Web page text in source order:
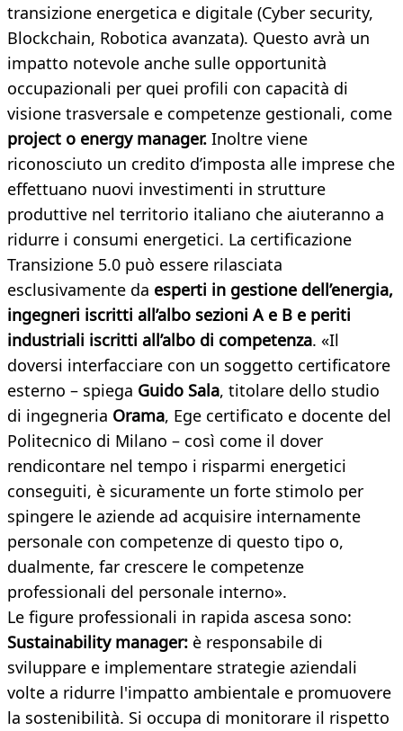
transizione energetica e digitale (Cyber security,
Blockchain, Robotica avanzata). Questo avrà un
impatto notevole anche sulle opportunità
occupazionali per quei profili con capacità di
visione trasversale e competenze gestionali, come
project o energy manager. Inoltre viene
riconosciuto un credito d’imposta alle imprese che
effettuano nuovi investimenti in strutture
produttive nel territorio italiano che aiuteranno a
ridurre i consumi energetici. La certificazione
Transizione 5.0 può essere rilasciata
esclusivamente da esperti in gestione dell’energia,
ingegneri iscritti all’albo sezioni A e B e periti
industriali iscritti all’albo di competenza. «Il
doversi interfacciare con un soggetto certificatore
esterno – spiega Guido Sala, titolare dello studio
di ingegneria Orama, Ege certificato e docente del
Politecnico di Milano – così come il dover
rendicontare nel tempo i risparmi energetici
conseguiti, è sicuramente un forte stimolo per
spingere le aziende ad acquisire internamente
personale con competenze di questo tipo o,
dualmente, far crescere le competenze
professionali del personale interno».
Le figure professionali in rapida ascesa sono:
Sustainability manager: è responsabile di
sviluppare e implementare strategie aziendali
volte a ridurre l'impatto ambientale e promuovere
la sostenibilità. Si occupa di monitorare il rispetto